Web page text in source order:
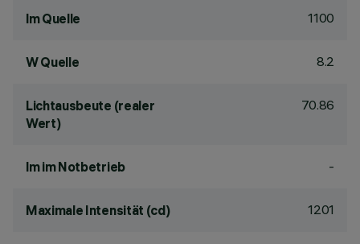
lm Quelle 1100
W Quelle 8.2
Lichtausbeute (realer
Wert)
70.86
lm im Notbetrieb -
Maximale Intensität (cd) 1201